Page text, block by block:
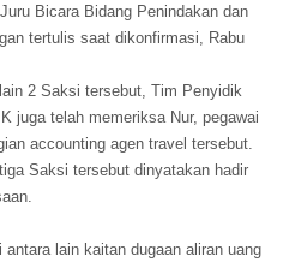
Bicara Bidang Penindakan dan
tertulis saat dikonfirmasi, Rabu
2 Saksi tersebut, Tim Penyidik
juga telah memeriksa Nur, pegawai
accounting agen travel tersebut.
Saksi tersebut dinyatakan hadir
lain kaitan dugaan aliran uang